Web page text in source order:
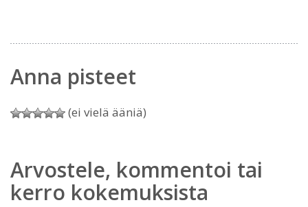
Anna pisteet
(ei vielä ääniä)
Arvostele, kommentoi tai
kerro kokemuksista